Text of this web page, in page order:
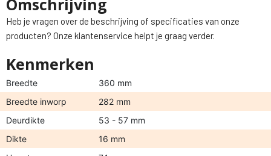
Omschrijving
Heb je vragen over de beschrijving of specificaties van onze
producten? Onze klantenservice helpt je graag verder.
Kenmerken
Breedte
360 mm
Breedte inworp
282 mm
Deurdikte
53 - 57 mm
Dikte
16 mm